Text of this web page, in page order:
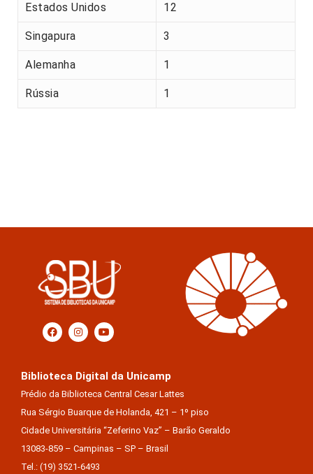
Estados Unidos 12
Singapura 3
Alemanha 1
Rússia 1
Biblioteca Digital da Unicamp
Prédio da Biblioteca Central Cesar Lattes
Rua Sérgio Buarque de Holanda, 421 – 1º piso
Cidade Universitária “Zeferino Vaz” – Barão Geraldo
13083-859 – Campinas – SP – Brasil
Tel.: (19) 3521-6493